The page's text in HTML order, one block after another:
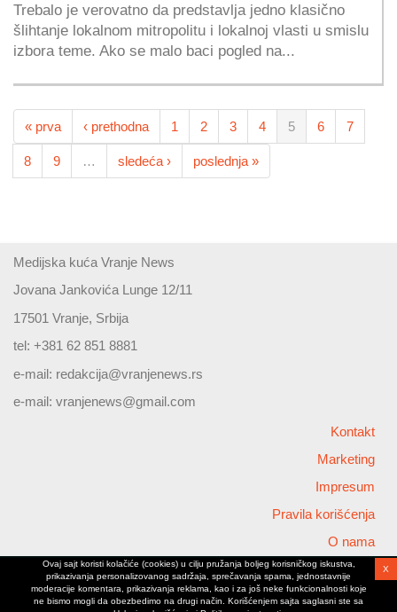
Trebalo je verovatno da predstavlja jedno klasično
šlihtanje lokalnom mitropolitu i lokalnoj vlasti u smislu
izbora teme. Ako se malo baci pogled na...
« prva ‹ prethodna 1 2 3 4 5 6 7
8 9 … sledeća › poslednja »
Medijska kuća Vranje News
Jovana Jankovića Lunge 12/11
17501 Vranje, Srbija
tel: +381 62 851 8881
e-mail: redakcija@vranjenews.rs
e-mail: vranjenews@gmail.com
Kontakt
Marketing
Impresum
Pravila korišćenja
O nama
Copyright © 2026 Vranjenews
All rights reserved
www.vranjenews.rs
Ovaj sajt koristi kolačiće (cookies) u cilju pružanja boljeg korisničkog iskustva,
prikazivanja personalizovanog sadržaja, sprečavanja spama, jednostavnije
moderacije komentara, prikazivanja reklama, kao i za još neke funkcionalnosti koje
ne bismo mogli da obezbedimo na drugi način. Korišćenjem sajta saglasni ste sa
X